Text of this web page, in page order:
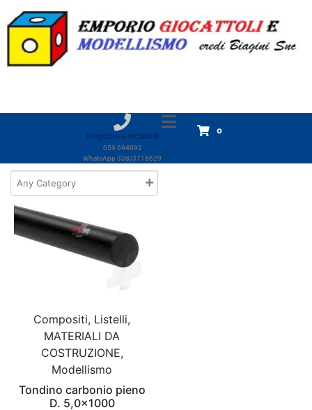
Negozio Giocattoli
059 694092
WhatsApp 338/3718629
0
Home Prodotti eXes
eXes
Compositi, Listelli,
MATERIALI DA
COSTRUZIONE,
Modellismo
Tondino carbonio pieno
D. 5,0×1000